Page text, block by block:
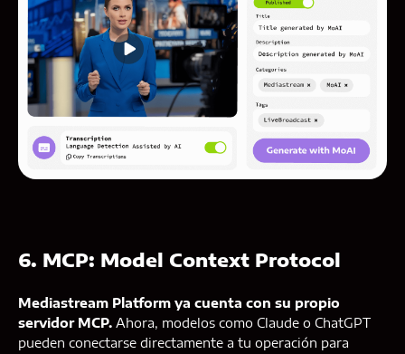
6. MCP: Model Context Protocol
Mediastream Platform ya cuenta con su propio
servidor MCP. Ahora, modelos como Claude o ChatGPT
pueden conectarse directamente a tu operación para